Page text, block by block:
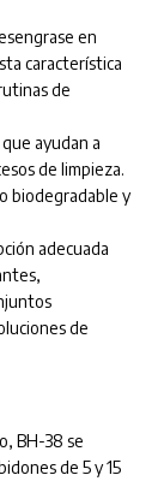
en
característica
de
ayudan a
de limpieza.
biodegradable y
adecuada
de
BH-38 se
de 5 y 15